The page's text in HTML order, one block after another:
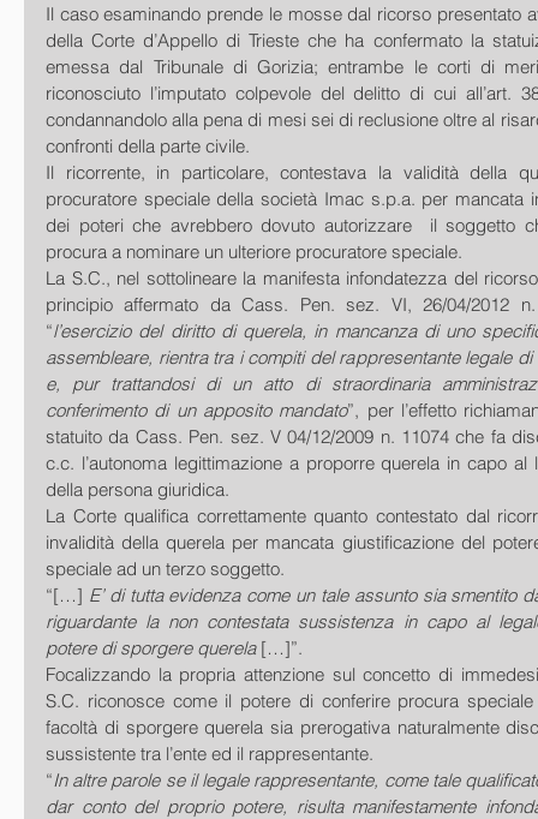
Il caso esaminando prende le mosse dal ricorso presentato
della Corte d’Appello di Trieste che ha confermato la
emessa dal Tribunale di Gorizia; entrambe le corti di
riconosciuto l’imputato colpevole del delitto di cui
condannandolo alla pena di mesi sei di reclusione oltre al
confronti della parte civile.
Il ricorrente, in particolare, contestava la validità della
procuratore speciale della società Imac s.p.a. per mancata
dei poteri che avrebbero dovuto autorizzare  il soggetto
procura a nominare un ulteriore procuratore speciale.
La S.C., nel sottolineare la manifesta infondatezza del
principio affermato da Cass. Pen. sez. VI, 26/04/2012
“l’esercizio del diritto di querela, in mancanza di uno
assembleare, rientra tra i compiti del rappresentante legale
e, pur trattandosi di un atto di straordinaria
conferimento di un apposito mandato”, per l’effetto
statuito da Cass. Pen. sez. V 04/12/2009 n. 11074 che fa
c.c. l’autonoma legittimazione a proporre querela in capo al
della persona giuridica.
La Corte qualifica correttamente quanto contestato dal
invalidità della querela per mancata giustificazione del
speciale ad un terzo soggetto.
“[…] E’ di tutta evidenza come un tale assunto sia smentito
riguardante la non contestata sussistenza in capo al
potere di sporgere querela […]”.
Focalizzando la propria attenzione sul concetto di
S.C. riconosce come il potere di conferire procura
facoltà di sporgere querela sia prerogativa naturalmente
sussistente tra l’ente ed il rappresentante.
“In altre parole se il legale rappresentante, come tale
dar conto del proprio potere, risulta manifestamente